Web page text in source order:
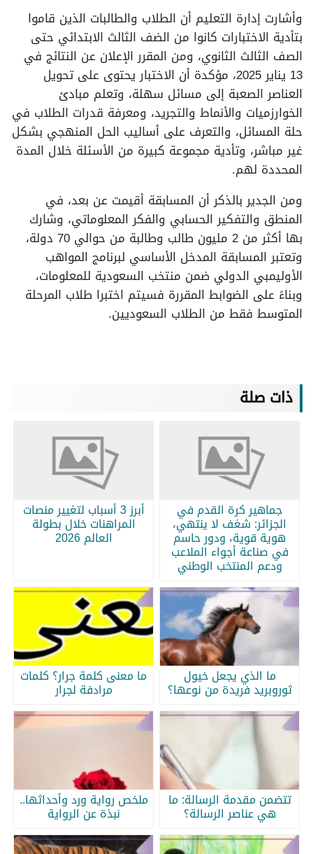
وأشارت إدارة التعليم أن الطلاب والطالبات الذين قاموا
بتأدية الاختبارات كانوا من الضف الثالث الابتدائي حتى
الصف الثالث الثانوي، ومن المقرر الإعلان عن النتائج في
13 يناير 2025، مؤكدة أن الاختبار يحتوى على تحويل
العناصر الصعبة إلى مسائل سهلة، وتعلم مبادئ
الخوارزميات والأنماط والتجريد، ومعرفة قدرات الطلاب في
حلة المسائل، والتعرف على أساليب الحل المنهجي بشكل
غير مباشر، وتأدية مجموعة كبيرة من الأسئلة خلال المدة
المحددة لهم.
ومن الجدير بالذكر أن المسابقة أقيمت عن بعد، في
المنطق والتفكير الحسابي والفكر المعلوماتي، وشارك
بها أكثر من 2 مليون طالب وطالبة من حوالي 70 دولة،
وتعتبر المسابقة المدخل الأساسي لبرنامج المواهب
الأوليمبي الدولي ضمن منتخب السعودية للمعلومات،
وبناءً على الضوابط المقررة فسيتم اختبرا طلاب المرحلة
المتوسط فقط من الطلاب السعوديين.
ذات صلة
جماهير كرة القدم في
الجزائر: شغف لا ينتهي،
هوية قوية، ودور حاسم
في صناعة أجواء الملاعب
ودعم المنتخب الوطني
أبرز 3 أسباب لتغيير منصات
المراهنات خلال بطولة
العالم 2026
ما الذي يجعل خيول
ثوروبريد فريدة من نوعها؟
ما معنى كلمة جرار؟ كلمات
مرادفة لجرار
تتضمن مقدمة الرسالة: ما
هي عناصر الرسالة؟
ملخص رواية ورد وأحداثها..
نبذة عن الرواية